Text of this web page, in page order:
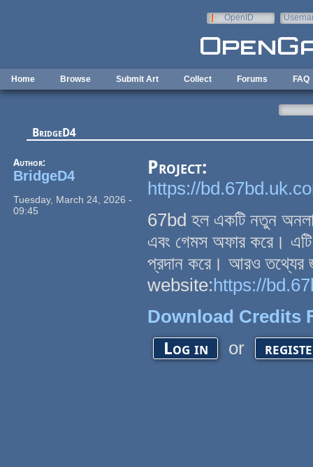
OpenID
Home Browse Submit Art Collect Forums FAQ
BridgeD4
Author:
BridgeD4
Tuesday, March 24, 2026 -
09:45
Project:
https://
67bd হল একটি নতুন
এবং গেমস অফার করে। এটি
প্রদান করে। আরও তথ্যের
website:https://
Download Credits
Log in or